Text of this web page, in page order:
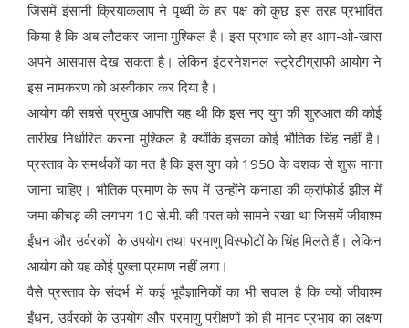
जिसमें इंसानी क्रियाकलाप ने पृथ्वी के हर पक्ष को कुछ इस तरह प्रभावित
किया है कि अब लौटकर जाना मुश्किल है। इस प्रभाव को हर आम-ओ-खास
अपने आसपास देख सकता है। लेकिन इंटरनेशनल स्ट्रेटीग्राफी आयोग ने
इस नामकरण को अस्वीकार कर दिया है।
आयोग की सबसे प्रमुख आपत्ति यह थी कि इस नए युग की शुरुआत की कोई
तारीख निर्धारित करना मुश्किल है क्योंकि इसका कोई भौतिक चिंह नहीं है।
प्रस्ताव के समर्थकों का मत है कि इस युग को 1950 के दशक से शुरू माना
जाना चाहिए। भौतिक प्रमाण के रूप में उन्होंने कनाडा की क्रॉफोर्ड झील में
जमा कीचड़़ की लगभग 10 से.मी. की परत को सामने रखा था जिसमें जीवाश्म
ईंधन और उर्वरकों के उपयोग तथा परमाणु विस्फोटों के चिंह मिलते हैं। लेकिन
आयोग को यह कोई पुख्ता प्रमाण नहीं लगा।
वैसे प्रस्ताव के संदर्भ में कई भूवैज्ञानिकों का भी सवाल है कि क्यों जीवाश्म
ईंधन, उर्वरकों के उपयोग और परमाणु परीक्षणों को ही मानव प्रभाव का लक्षण